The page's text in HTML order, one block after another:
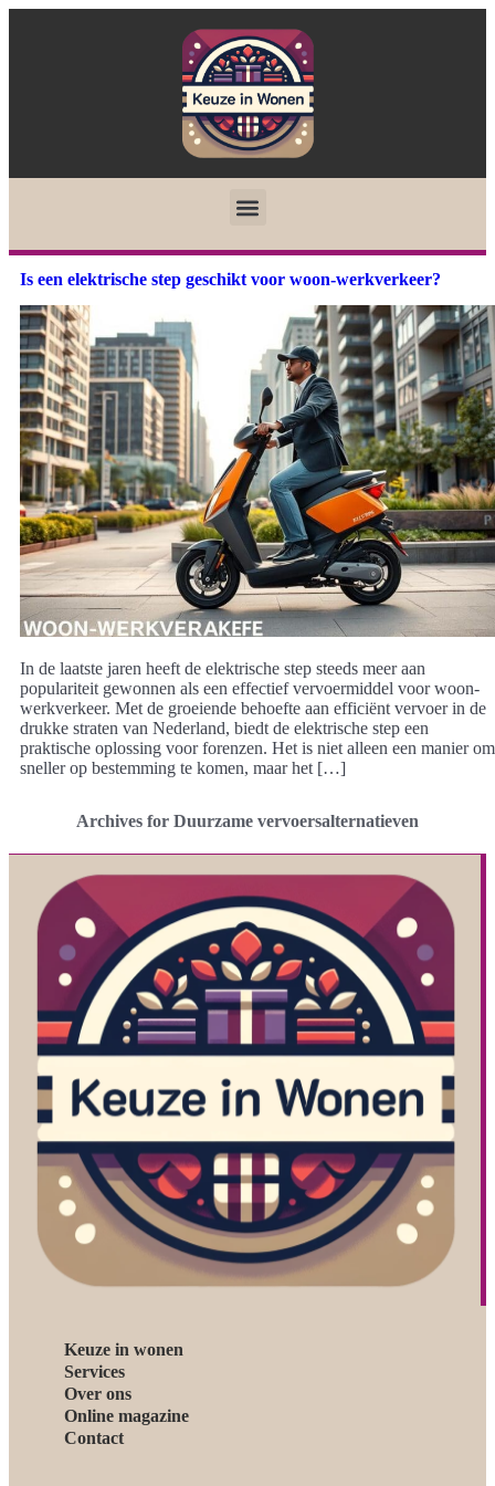
Is een elektrische step geschikt voor woon-werkverkeer?
In de laatste jaren heeft de elektrische step steeds meer aan
populariteit gewonnen als een effectief vervoermiddel voor woon-
werkverkeer. Met de groeiende behoefte aan efficiënt vervoer in de
drukke straten van Nederland, biedt de elektrische step een
praktische oplossing voor forenzen. Het is niet alleen een manier om
sneller op bestemming te komen, maar het […]
Archives for Duurzame vervoersalternatieven
Keuze in wonen
Services
Over ons
Online magazine
Contact